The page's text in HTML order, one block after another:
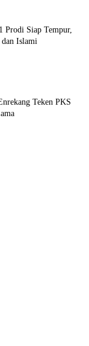
Prodi Siap Tempur,
Islami
Teken PKS